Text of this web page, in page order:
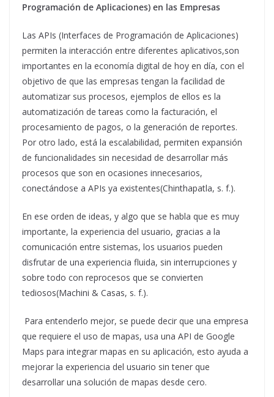
Programación de Aplicaciones) en las Empresas
Las APIs (Interfaces de Programación de Aplicaciones)
permiten la interacción entre diferentes aplicativos,son
importantes en la economía digital de hoy en día, con el
objetivo de que las empresas tengan la facilidad de
automatizar sus procesos, ejemplos de ellos es la
automatización de tareas como la facturación, el
procesamiento de pagos, o la generación de reportes.
Por otro lado, está la escalabilidad, permiten expansión
de funcionalidades sin necesidad de desarrollar más
procesos que son en ocasiones innecesarios,
conectándose a APIs ya existentes(Chinthapatla, s. f.).
En ese orden de ideas, y algo que se habla que es muy
importante, la experiencia del usuario, gracias a la
comunicación entre sistemas, los usuarios pueden
disfrutar de una experiencia fluida, sin interrupciones y
sobre todo con reprocesos que se convierten
tediosos(Machini & Casas, s. f.).
Para entenderlo mejor, se puede decir que una empresa
que requiere el uso de mapas, usa una API de Google
Maps para integrar mapas en su aplicación, esto ayuda a
mejorar la experiencia del usuario sin tener que
desarrollar una solución de mapas desde cero.